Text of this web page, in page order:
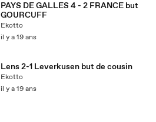
PAYS DE GALLES 4 - 2 FRANCE but
GOURCUFF
Ekotto
il y a 19 ans
Lens 2-1 Leverkusen but de cousin
Ekotto
il y a 19 ans